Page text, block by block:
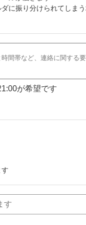
に振り分けられてしま
が希望です